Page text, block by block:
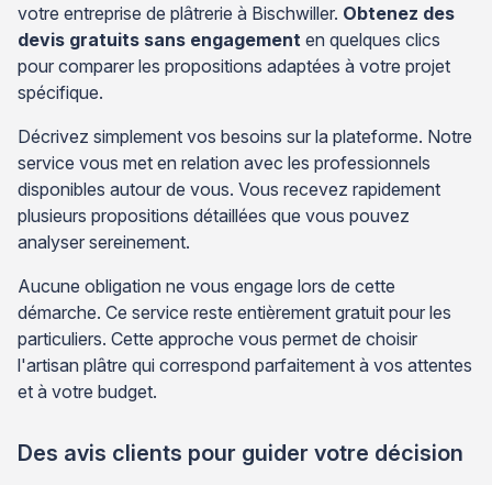
votre entreprise de plâtrerie à Bischwiller. Obtenez des
devis gratuits sans engagement en quelques clics
pour comparer les propositions adaptées à votre projet
spécifique.
Décrivez simplement vos besoins sur la plateforme. Notre
service vous met en relation avec les professionnels
disponibles autour de vous. Vous recevez rapidement
plusieurs propositions détaillées que vous pouvez
analyser sereinement.
Aucune obligation ne vous engage lors de cette
démarche. Ce service reste entièrement gratuit pour les
particuliers. Cette approche vous permet de choisir
l'artisan plâtre qui correspond parfaitement à vos attentes
et à votre budget.
Des avis clients pour guider votre décision